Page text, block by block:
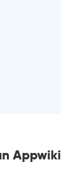
Appwiki